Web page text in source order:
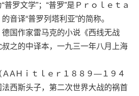
罗文学”；“普罗”是Ｐｒｏｌｅｔａ
音译“普罗列塔利亚”的简称。
作家雷马克的小说《西线无战
之的中译本，一九三一年八月上海
AＨｉｔｌｅｒ１８８９—１９４
西斯头子，第二次世界大战的祸首